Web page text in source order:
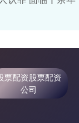
票配资股票配资
公司